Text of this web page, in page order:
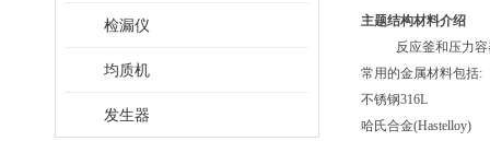
检漏仪
均质机
发生器
主题结构材料介绍
反应釜和压力
常用的金属材料包括:
不锈钢316L
哈氏合金(Hastelloy)